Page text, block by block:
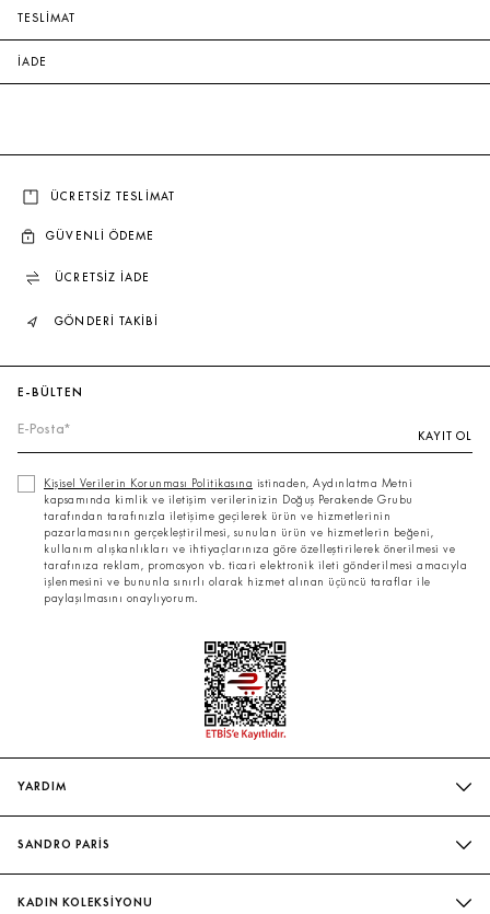
TESLİMAT
İADE
ÜCRETSİZ TESLİMAT
GÜVENLİ ÖDEME
ÜCRETSİZ İADE
GÖNDERİ TAKİBİ
E-BÜLTEN
KAYIT OL
Kişisel Verilerin Korunması Politikasına istinaden, Aydınlatma Metni
kapsamında kimlik ve iletişim verilerinizin Doğuş Perakende Grubu
tarafından tarafınızla iletişime geçilerek ürün ve hizmetlerinin
pazarlamasının gerçekleştirilmesi, sunulan ürün ve hizmetlerin beğeni,
kullanım alışkanlıkları ve ihtiyaçlarınıza göre özelleştirilerek önerilmesi ve
tarafınıza reklam, promosyon vb. ticari elektronik ileti gönderilmesi amacıyla
işlenmesini ve bununla sınırlı olarak hizmet alınan üçüncü taraflar ile
paylaşılmasını onaylıyorum.
YARDIM
SANDRO PARİS
KADIN KOLEKSİYONU